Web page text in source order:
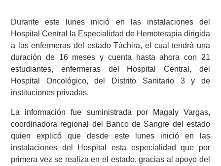
Durante este lunes inició en las instalaciones del
Hospital Central la Especialidad de Hemoterapia dirigida
a las enfermeras del estado Táchira, el cual tendrá una
duración de 16 meses y cuenta hasta ahora con 21
estudiantes, enfermeras del Hospital Central, del
Hospital Oncológico, del Distrito Sanitario 3 y de
instituciones privadas.
La información fue suministrada por Magaly Vargas,
coordinadora regional del Banco de Sangre del estado
quien explicó que desde este lunes inició en las
instalaciones del Hospital esta especialidad que por
primera vez se realiza en el estado, gracias al apoyo del